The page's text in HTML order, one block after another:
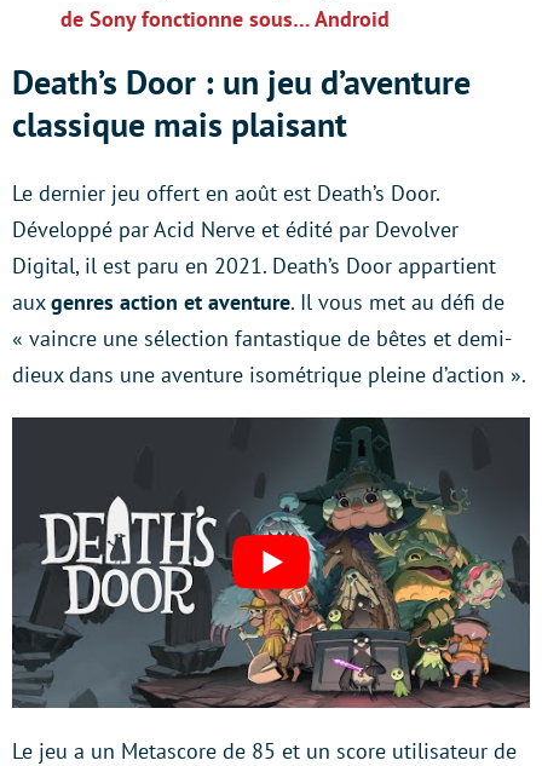
de Sony fonctionne sous… Android
Death’s Door : un jeu d’aventure
classique mais plaisant
Le dernier jeu offert en août est Death’s Door.
Développé par Acid Nerve et édité par Devolver
Digital, il est paru en 2021. Death’s Door appartient
auxgenres action et aventure. Il vous met au défi de
« vaincre une sélection fantastique de bêtes et demi-
dieux dans une aventure isométrique pleine d’action ».
Le jeu a un Metascore de 85 et un score utilisateur de